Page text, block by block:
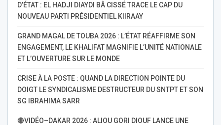
D’ÉTAT : EL HADJI DIAYDI BÂ CISSÉ TRACE LE CAP DU
NOUVEAU PARTI PRÉSIDENTIEL KIIRAAY
GRAND MAGAL DE TOUBA 2026 : L’ÉTAT RÉAFFIRME SON
ENGAGEMENT, LE KHALIFAT MAGNIFIE L’UNITÉ NATIONALE
ET L’OUVERTURE SUR LE MONDE
CRISE À LA POSTE : QUAND LA DIRECTION POINTE DU
DOIGT LE SYNDICALISME DESTRUCTEUR DU SNTPT ET SON
SG IBRAHIMA SARR
🔴VIDÉO–DAKAR 2026 : ALIOU GORI DIOUF LANCE UNE